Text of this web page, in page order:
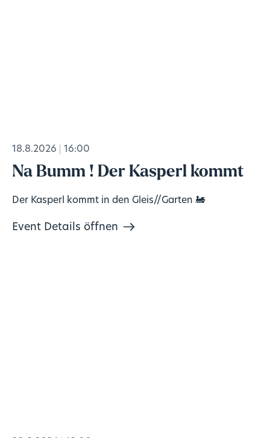
18.8.2026 16:00
Na Bumm ! Der Kasperl kommt
Der Kasperl kommt in den Gleis//Garten 🚂
Event Details öffnen